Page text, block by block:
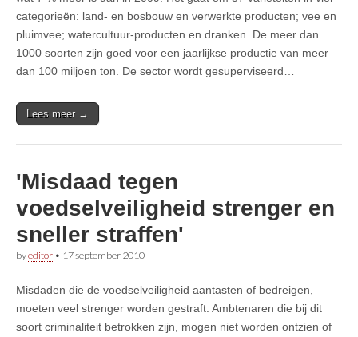
categorieën: land- en bosbouw en verwerkte producten; vee en
pluimvee; watercultuur-producten en dranken. De meer dan
1000 soorten zijn goed voor een jaarlijkse productie van meer
dan 100 miljoen ton. De sector wordt gesuperviseerd…
Lees meer →
'Misdaad tegen
voedselveiligheid strenger en
sneller straffen'
byeditor • 17 september 2010
Misdaden die de voedselveiligheid aantasten of bedreigen,
moeten veel strenger worden gestraft. Ambtenaren die bij dit
soort criminaliteit betrokken zijn, mogen niet worden ontzien of